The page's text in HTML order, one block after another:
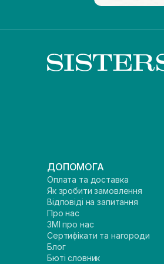
ДОПОМОГА
Оплата та доставка
Як зробити замовлення
Відповіді на запитання
Про нас
ЗМІ про нас
Сертифікати та нагороди
Блог
Бюті словник